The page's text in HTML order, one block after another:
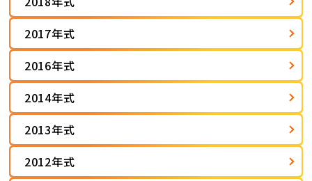
2017年式
2016年式
2014年式
2013年式
2012年式